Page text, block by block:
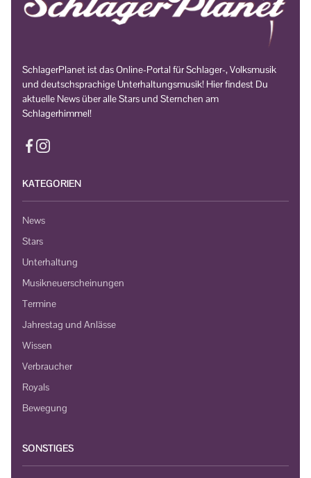
SchlagerPlanet ist das Online-Portal für Schlager-, Volksmusik
und deutschsprachige Unterhaltungsmusik! Hier findest Du
aktuelle News über alle Stars und Sternchen am
Schlagerhimmel!
KATEGORIEN
News
Stars
Unterhaltung
Musikneuerscheinungen
Termine
Jahrestag und Anlässe
Wissen
Verbraucher
Royals
Bewegung
SONSTIGES